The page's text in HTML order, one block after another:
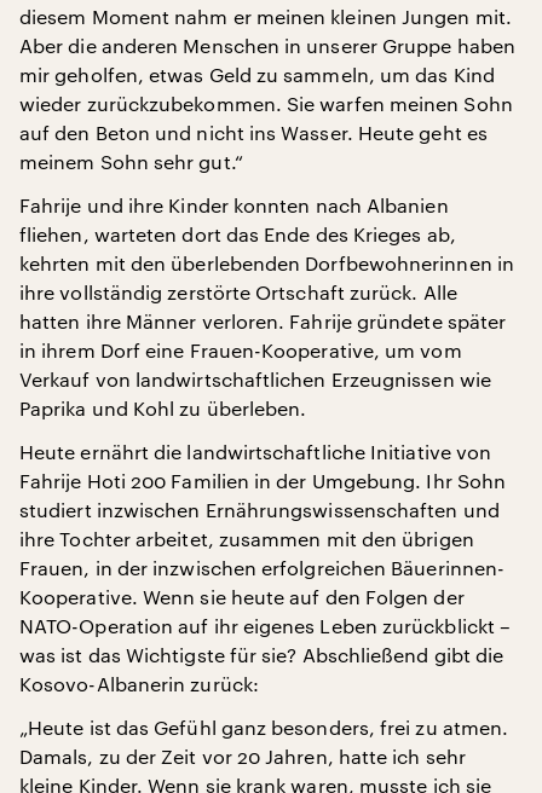
diesem Moment nahm er meinen kleinen Jungen mit.
Aber die anderen Menschen in unserer Gruppe haben
mir geholfen, etwas Geld zu sammeln, um das Kind
wieder zurückzubekommen. Sie warfen meinen Sohn
auf den Beton und nicht ins Wasser. Heute geht es
meinem Sohn sehr gut.“
Fahrije und ihre Kinder konnten nach Albanien
fliehen, warteten dort das Ende des Krieges ab,
kehrten mit den überlebenden Dorfbewohnerinnen in
ihre vollständig zerstörte Ortschaft zurück. Alle
hatten ihre Männer verloren. Fahrije gründete später
in ihrem Dorf eine Frauen-Kooperative, um vom
Verkauf von landwirtschaftlichen Erzeugnissen wie
Paprika und Kohl zu überleben.
Heute ernährt die landwirtschaftliche Initiative von
Fahrije Hoti 200 Familien in der Umgebung. Ihr Sohn
studiert inzwischen Ernährungswissenschaften und
ihre Tochter arbeitet, zusammen mit den übrigen
Frauen, in der inzwischen erfolgreichen Bäuerinnen-
Kooperative. Wenn sie heute auf den Folgen der
NATO-Operation auf ihr eigenes Leben zurückblickt –
was ist das Wichtigste für sie? Abschließend gibt die
Kosovo-Albanerin zurück:
„Heute ist das Gefühl ganz besonders, frei zu atmen.
Damals, zu der Zeit vor 20 Jahren, hatte ich sehr
kleine Kinder. Wenn sie krank waren, musste ich sie